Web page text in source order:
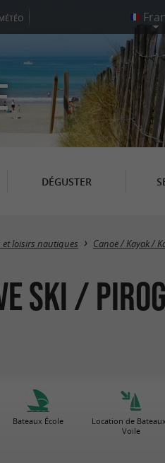
DÉGUSTER
et loisirs nautiques Canoë / Kayak /
Ski /
Bateaux École
Location de
Voile